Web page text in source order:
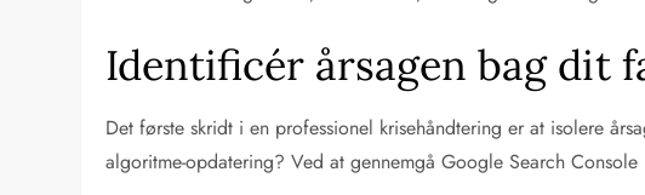
Identificér årsagen bag dit
Det første skridt i en professionel krisehåndtering er at isolere
algoritme-opdatering? Ved at gennemgå Google Search